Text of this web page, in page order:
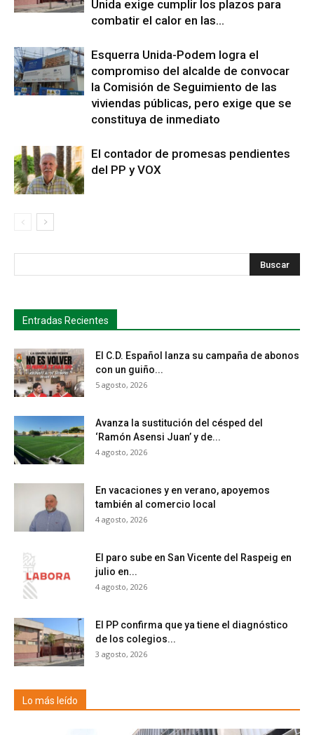
Unida exige cumplir los plazos para
combatir el calor en las...
Esquerra Unida-Podem logra el
compromiso del alcalde de convocar
la Comisión de Seguimiento de las
viviendas públicas, pero exige que se
constituya de inmediato
El contador de promesas pendientes
del PP y VOX
Entradas Recientes
El C.D. Español lanza su campaña de abonos
con un guiño...
5 agosto, 2026
Avanza la sustitución del césped del
‘Ramón Asensi Juan’ y de...
4 agosto, 2026
En vacaciones y en verano, apoyemos
también al comercio local
4 agosto, 2026
El paro sube en San Vicente del Raspeig en
julio en...
4 agosto, 2026
El PP confirma que ya tiene el diagnóstico
de los colegios...
3 agosto, 2026
Lo más leído